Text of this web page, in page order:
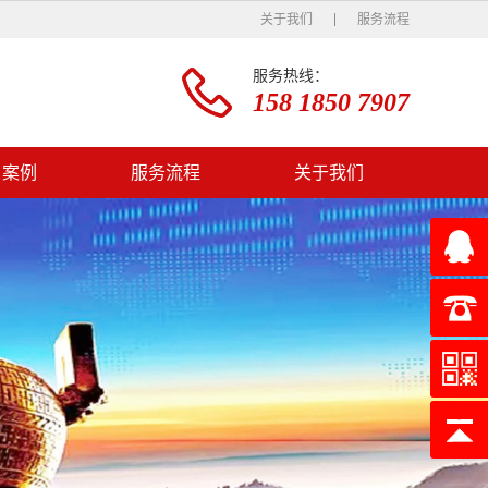
关于我们 服务流程
服务热线：
158 1850 7907
例 服务流程 关于我们